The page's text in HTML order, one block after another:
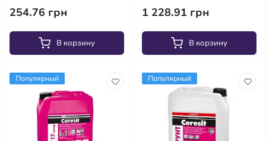
254.76 грн
В корзину
1 228.91 грн
В корзину
Популярный Популярный